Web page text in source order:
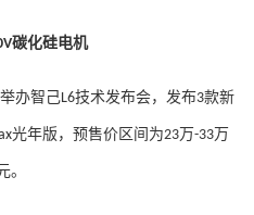
碳化硅电机
办智己L6技术发布会，发布3款新
光年版，预售价区间为23万-33万
。